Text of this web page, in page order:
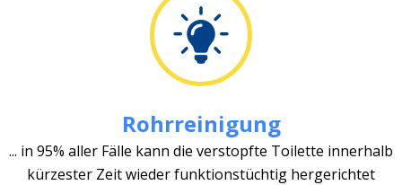
Rohrreinigung
... in 95% aller Fälle kann die verstopfte Toilette innerhalb
kürzester Zeit wieder funktionstüchtig hergerichtet